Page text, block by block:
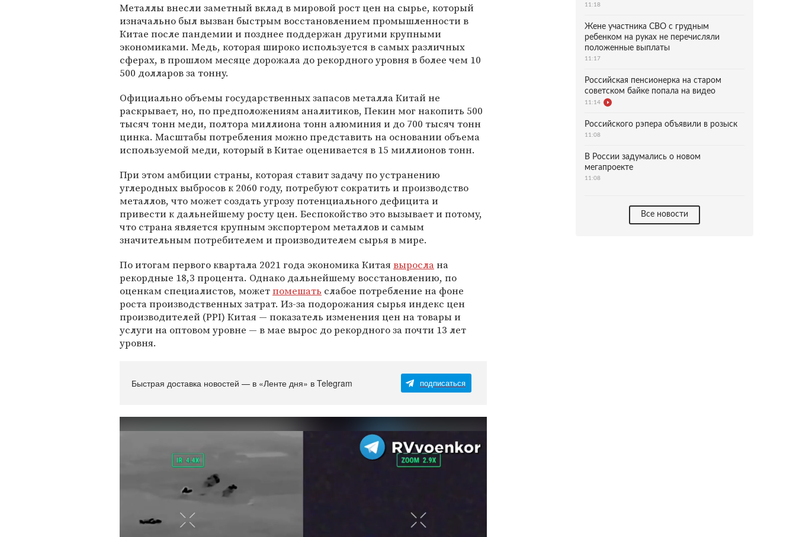
Металлы внесли заметный вклад в мировой рост цен на сырье, который
изначально был вызван быстрым восстановлением промышленности в
Китае после пандемии и позднее поддержан другими крупными
экономиками. Медь, которая широко используется в самых различных
сферах, в прошлом месяце дорожала до рекордного уровня в более чем 10
500 долларов за тонну.
Официально объемы государственных запасов металла Китай не
раскрывает, но, по предположениям аналитиков, Пекин мог накопить 500
тысяч тонн меди, полтора миллиона тонн алюминия и до 700 тысяч тонн
цинка. Масштабы потребления можно представить на основании объема
используемой меди, который в Китае оценивается в 15 миллионов тонн.
При этом амбиции страны, которая ставит задачу по устранению
углеродных выбросов к 2060 году, потребуют сократить и производство
металлов, что может создать угрозу потенциального дефицита и
привести к дальнейшему росту цен. Беспокойство это вызывает и потому,
что страна является крупным экспортером металлов и самым
значительным потребителем и производителем сырья в мире.
По итогам первого квартала 2021 года экономика Китаявырослана
рекордные 18,3 процента. Однако дальнейшему восстановлению, по
оценкам специалистов, можетпомешать слабое потребление на фоне
роста производственных затрат. Из-за подорожания сырья индекс цен
производителей (PPI) Китая — показатель изменения цен на товары и
услуги на оптовом уровне — в мае вырос до рекордного за почти 13 лет
уровня.
Быстрая доставка новостей — в «Ленте дня» в Telegram подписаться
11:18
Жене участника СВО с грудным
ребенком на руках не перечисляли
положенные выплаты
11:17
Российская пенсионерка на старом
советском байке попала на видео
11:14
Российского рэпера объявили в розыск
11:08
В России задумались о новом
мегапроекте
11:08
Все новости